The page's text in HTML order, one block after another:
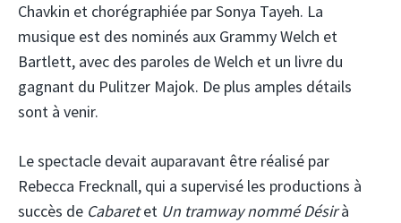
Chavkin et chorégraphiée par Sonya Tayeh. La
musique est des nominés aux Grammy Welch et
Bartlett, avec des paroles de Welch et un livre du
gagnant du Pulitzer Majok. De plus amples détails
sont à venir.
Le spectacle devait auparavant être réalisé par
Rebecca Frecknall, qui a supervisé les productions à
succès de Cabaretet Un tramway nommé Désirà